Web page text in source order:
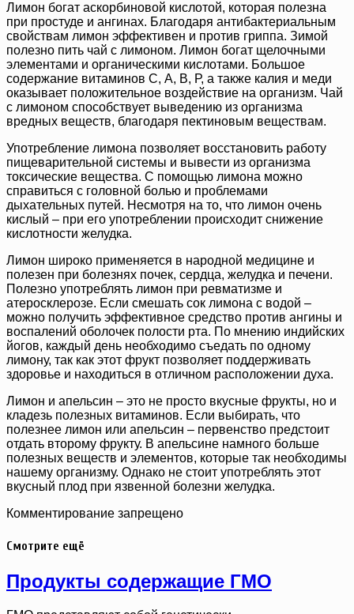
Лимон богат аскорбиновой кислотой, которая полезна
при простуде и ангинах. Благодаря антибактериальным
свойствам лимон эффективен и против гриппа. Зимой
полезно пить чай с лимоном. Лимон богат щелочными
элементами и органическими кислотами. Большое
содержание витаминов С, А, В, Р, а также калия и меди
оказывает положительное воздействие на организм. Чай
с лимоном способствует выведению из организма
вредных веществ, благодаря пектиновым веществам.
Употребление лимона позволяет восстановить работу
пищеварительной системы и вывести из организма
токсические вещества. С помощью лимона можно
справиться с головной болью и проблемами
дыхательных путей. Несмотря на то, что лимон очень
кислый – при его употреблении происходит снижение
кислотности желудка.
Лимон широко применяется в народной медицине и
полезен при болезнях почек, сердца, желудка и печени.
Полезно употреблять лимон при ревматизме и
атеросклерозе. Если смешать сок лимона с водой –
можно получить эффективное средство против ангины и
воспалений оболочек полости рта. По мнению индийских
йогов, каждый день необходимо съедать по одному
лимону, так как этот фрукт позволяет поддерживать
здоровье и находиться в отличном расположении духа.
Лимон и апельсин – это не просто вкусные фрукты, но и
кладезь полезных витаминов. Если выбирать, что
полезнее лимон или апельсин – первенство предстоит
отдать второму фрукту. В апельсине намного больше
полезных веществ и элементов, которые так необходимы
нашему организму. Однако не стоит употреблять этот
вкусный плод при язвенной болезни желудка.
Комментирование запрещено
Смотрите ещё
Продукты содержащие ГМО